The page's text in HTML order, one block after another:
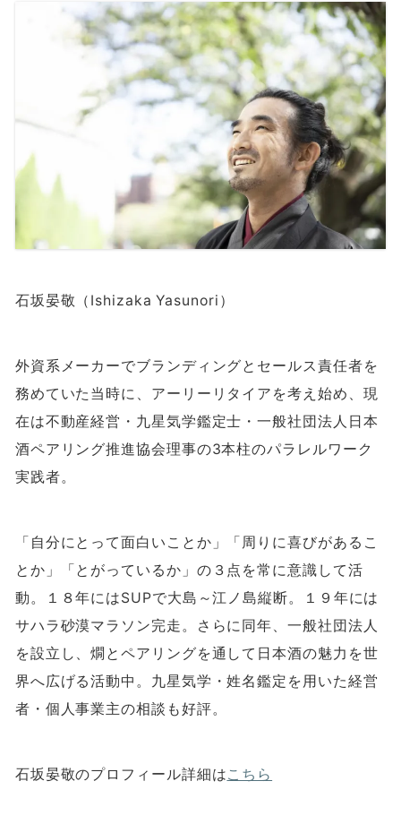
石坂晏敬（Ishizaka Yasunori）
外資系メーカーでブランディングとセールス責任者を
務めていた当時に、アーリーリタイアを考え始め、現
在は不動産経営・九星気学鑑定士・一般社団法人日本
酒ペアリング推進協会理事の3本柱のパラレルワーク
実践者。
「自分にとって面白いことか」「周りに喜びがあるこ
とか」「とがっているか」の３点を常に意識して活
動。１８年にはSUPで大島～江ノ島縦断。１９年には
サハラ砂漠マラソン完走。さらに同年、一般社団法人
を設立し、燗とペアリングを通して日本酒の魅力を世
界へ広げる活動中。九星気学・姓名鑑定を用いた経営
者・個人事業主の相談も好評。
石坂晏敬のプロフィール詳細はこちら